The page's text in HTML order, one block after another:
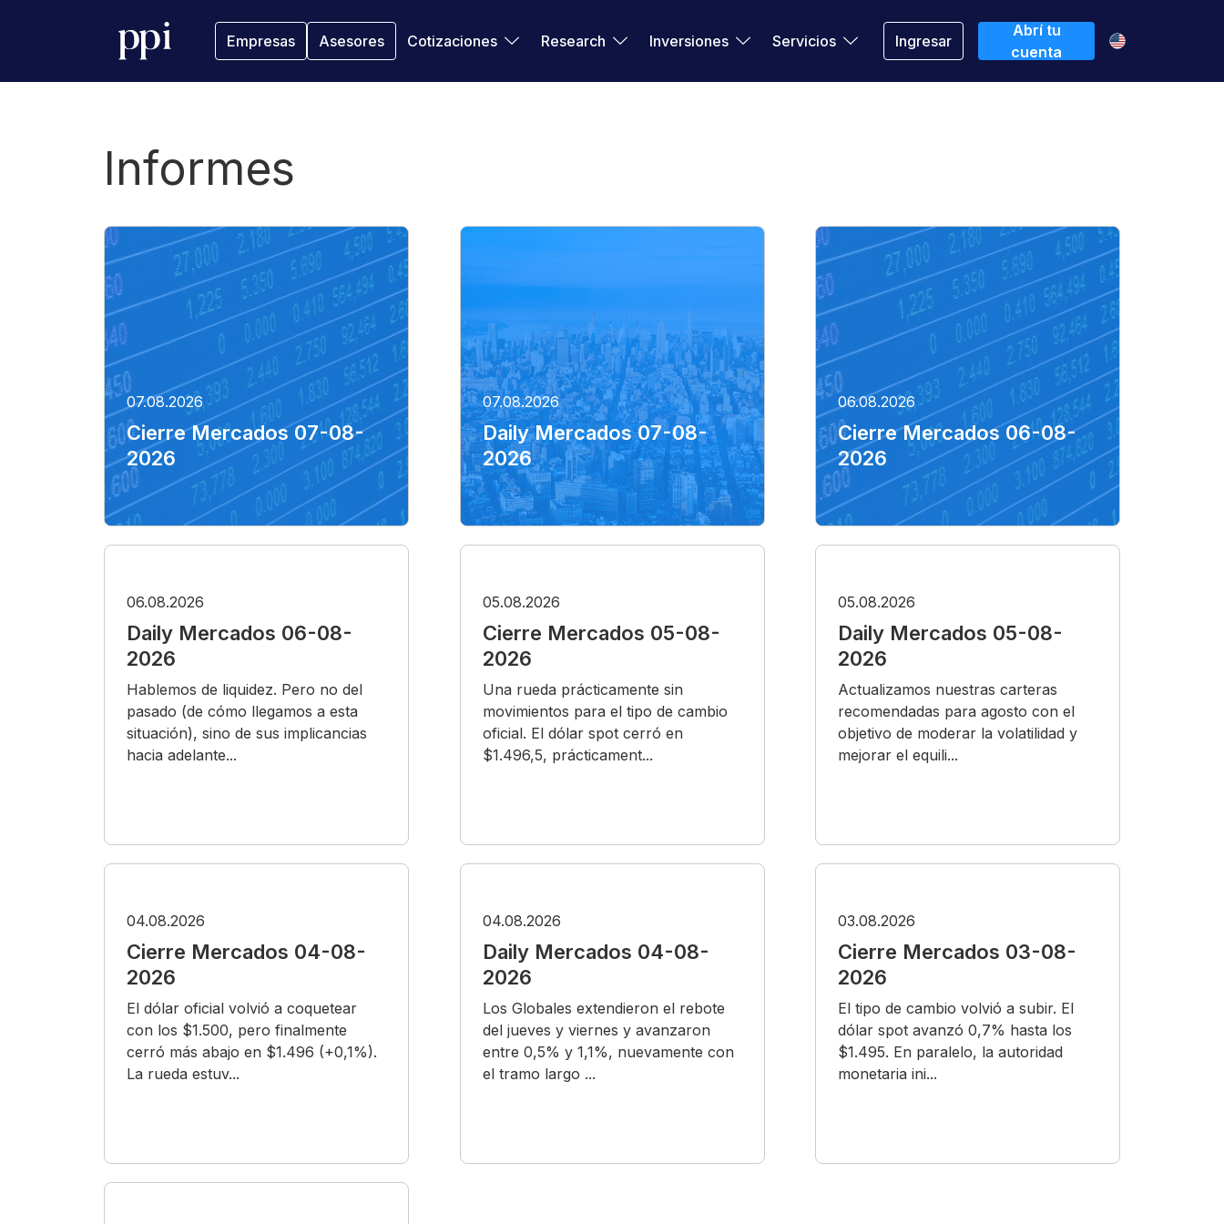
Empresas Asesores Cotizaciones Research Inversiones Servicios Ingresar
Abrí tu
cuenta
Informes
07.08.2026
Cierre Mercados 07-08-
2026
07.08.2026
Daily Mercados 07-08-
2026
06.08.2026
Cierre Mercados 06-08-
2026
06.08.2026
Daily Mercados 06-08-
2026
Hablemos de liquidez. Pero no del
pasado (de cómo llegamos a esta
situación), sino de sus implicancias
hacia adelante...
05.08.2026
Cierre Mercados 05-08-
2026
Una rueda prácticamente sin
movimientos para el tipo de cambio
oficial. El dólar spot cerró en
$1.496,5, prácticament...
05.08.2026
Daily Mercados 05-08-
2026
Actualizamos nuestras carteras
recomendadas para agosto con el
objetivo de moderar la volatilidad y
mejorar el equili...
04.08.2026
Cierre Mercados 04-08-
2026
El dólar oficial volvió a coquetear
con los $1.500, pero finalmente
cerró más abajo en $1.496 (+0,1%).
La rueda estuv...
04.08.2026
Daily Mercados 04-08-
2026
Los Globales extendieron el rebote
del jueves y viernes y avanzaron
entre 0,5% y 1,1%, nuevamente con
el tramo largo ...
03.08.2026
Cierre Mercados 03-08-
2026
El tipo de cambio volvió a subir. El
dólar spot avanzó 0,7% hasta los
$1.495. En paralelo, la autoridad
monetaria ini...